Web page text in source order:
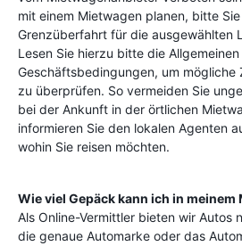
mit einem Mietwagen planen, bitte
Grenzüberfahrt für die ausgewählten
Lesen Sie hierzu bitte die Allgemeinen
Geschäftsbedingungen, um mögliche
zu überprüfen. So vermeiden Sie
bei der Ankunft in der örtlichen
informieren Sie den lokalen Agenten
wohin Sie reisen möchten.
Wie viel Gepäck kann ich in
Als Online-Vermittler bieten wir Autos
die genaue Automarke oder das